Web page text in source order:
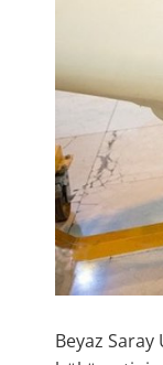
Beyaz Saray